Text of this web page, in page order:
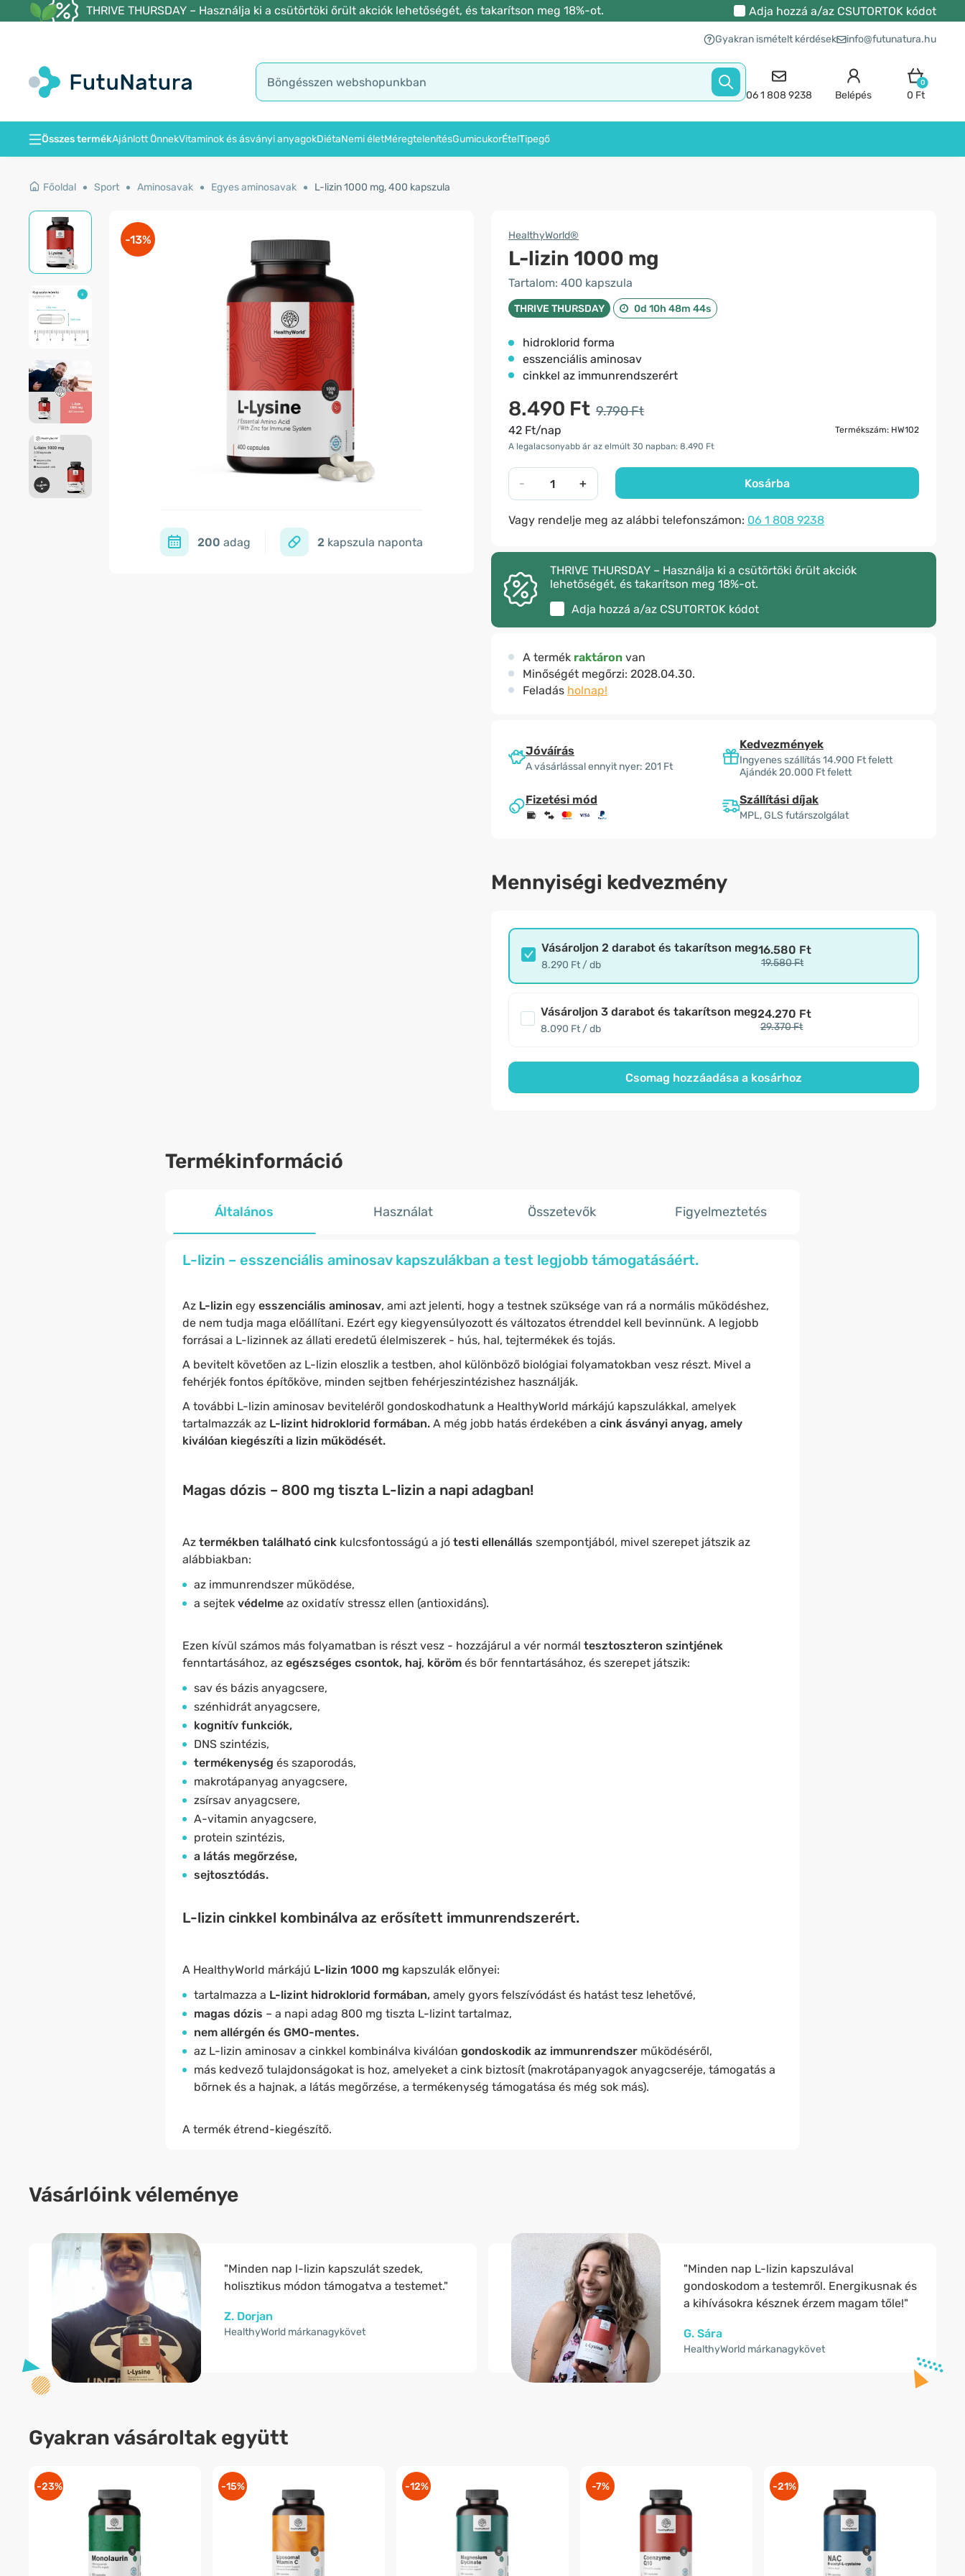
THRIVE THURSDAY – Használja ki a csütörtöki őrült akciók lehetőségét, és takarítson meg 18%-ot. Adja hozzá a/az CSUTORTOKkódot
Gyakran ismételt kérdések info@futunatura.hu
06 1 808 9238 Belépés
0
0 Ft
Összes termékAjánlott ÖnnekVitaminok és ásványi anyagokDiétaNemi életMéregtelenítésGumicukorÉtelTipegő
Főoldal Sport Aminosavak Egyes aminosavak L-lizin 1000 mg, 400 kapszula
-13%
200 adag 2 kapszula naponta
HealthyWorld®
L-lizin 1000 mg
Tartalom: 400 kapszula
THRIVE THURSDAY 0d 10h 48m 43s
hidroklorid forma
esszenciális aminosav
cinkkel az immunrendszerért
8.490 Ft 9.790 Ft
42 Ft/nap
Termékszám: HW102
A legalacsonyabb ár az elmúlt 30 napban: 8.490 Ft
- + Kosárba
Vagy rendelje meg az alábbi telefonszámon: 06 1 808 9238
THRIVE THURSDAY – Használja ki a csütörtöki őrült akciók
lehetőségét, és takarítson meg 18%-ot.
Adja hozzá a/az CSUTORTOK kódot
A termék raktáron van
Minőségét megőrzi: 2028.04.30.
Feladás holnap!
Jóváírás
A vásárlással ennyit nyer: 201 Ft
Kedvezmények
Ingyenes szállítás 14.900 Ft felett
Ajándék 20.000 Ft felett
Fizetési mód Szállítási díjak
MPL, GLS futárszolgálat
Mennyiségi kedvezmény
Vásároljon 2 darabot és takarítson meg
8.290 Ft / db
16.580 Ft
19.580 Ft
Vásároljon 3 darabot és takarítson meg
8.090 Ft / db
24.270 Ft
29.370 Ft
Csomag hozzáadása a kosárhoz
Termékinformáció
Általános Használat Összetevők Figyelmeztetés
L-lizin – esszenciális aminosav kapszulákban a test legjobb támogatásáért.
Az L-lizin egy esszenciális aminosav, ami azt jelenti, hogy a testnek szüksége van rá a normális működéshez,
de nem tudja maga előállítani. Ezért egy kiegyensúlyozott és változatos étrenddel kell bevinnünk. A legjobb
forrásai a L-lizinnek az állati eredetű élelmiszerek - hús, hal, tejtermékek és tojás.
A bevitelt követően az L-lizin eloszlik a testben, ahol különböző biológiai folyamatokban vesz részt. Mivel a
fehérjék fontos építőköve, minden sejtben fehérjeszintézishez használják.
A további L-lizin aminosav beviteléről gondoskodhatunk a HealthyWorld márkájú kapszulákkal, amelyek
tartalmazzák az L-lizint hidroklorid formában.A még jobb hatás érdekében a cink ásványi anyag, amely
kiválóan kiegészíti a lizin működését.
Magas dózis – 800 mg tiszta L-lizin a napi adagban!
Az termékben található cinkkulcsfontosságú a jó testi ellenállás szempontjából, mivel szerepet játszik az
alábbiakban:
az immunrendszer működése,
a sejtek védelmeaz oxidatív stressz ellen (antioxidáns).
Ezen kívül számos más folyamatban is részt vesz - hozzájárul a vér normál tesztoszteron szintjének
fenntartásához, az egészséges csontok, haj, köröm és bőr fenntartásához, és szerepet játszik:
sav és bázis anyagcsere,
szénhidrát anyagcsere,
kognitív funkciók,
DNS szintézis,
termékenység és szaporodás,
makrotápanyag anyagcsere,
zsírsav anyagcsere,
A-vitamin anyagcsere,
protein szintézis,
a látás megőrzése,
sejtosztódás.
L-lizin cinkkel kombinálva az erősített immunrendszerért.
A HealthyWorld márkájú L-lizin 1000 mg kapszulák előnyei:
tartalmazza a L-lizint hidroklorid formában,amely gyors felszívódást és hatást tesz lehetővé,
magas dózis – a napi adag 800 mg tiszta L-lizint tartalmaz,
nem allérgén és GMO-mentes.
az L-lizin aminosav a cinkkel kombinálva kiválóan gondoskodik az immunrendszerműködéséről,
más kedvező tulajdonságokat is hoz, amelyeket a cink biztosít (makrotápanyagok anyagcseréje, támogatás a
bőrnek és a hajnak, a látás megőrzése, a termékenység támogatása és még sok más).
A termék étrend-kiegészítő.
Vásárlóink véleménye
"Minden nap l-lizin kapszulát szedek,
holisztikus módon támogatva a testemet."
Z. Dorjan
HealthyWorld márkanagykövet
"Minden nap L-lizin kapszulával
gondoskodom a testemről. Energikusnak és
a kihívásokra késznek érzem magam tőle!"
G. Sára
HealthyWorld márkanagykövet
Gyakran vásároltak együtt
-23% -15% -12% -7% -21%